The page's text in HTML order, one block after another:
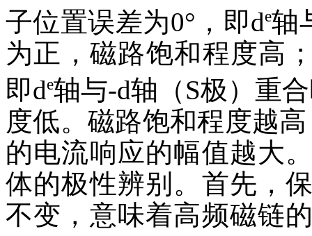
子位置误差为0°，即de轴
为正，磁路饱和程度高
即de轴与-d轴（S极）重
度低。磁路饱和程度越
的电流响应的幅值越大
体的极性辨别。首先，
不变，意味着高频磁链